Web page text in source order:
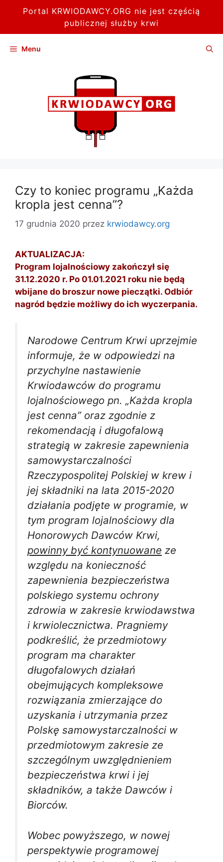
Portal KRWIODAWCY.ORG nie jest częścią
publicznej służby krwi
Menu
Czy to koniec programu „Każda
kropla jest cenna”?
17 grudnia 2020 przez krwiodawcy.org
AKTUALIZACJA:
Program lojalnościowy zakończył się
31.12.2020 r. Po 01.01.2021 roku nie będą
wbijane do broszur nowe pieczątki. Odbiór
nagród będzie możliwy do ich wyczerpania.
Narodowe Centrum Krwi uprzejmie
informuje, że w odpowiedzi na
przychylne nastawienie
Krwiodawców do programu
lojalnościowego pn. „Każda kropla
jest cenna” oraz zgodnie z
rekomendacją i długofalową
strategią w zakresie zapewnienia
samowystarczalności
Rzeczypospolitej Polskiej w krew i
jej składniki na lata 2015-2020
działania podjęte w programie, w
tym program lojalnościowy dla
Honorowych Dawców Krwi,
powinny być kontynuowane ze
względu na konieczność
zapewnienia bezpieczeństwa
polskiego systemu ochrony
zdrowia w zakresie krwiodawstwa
i krwiolecznictwa. Pragniemy
podkreślić, że przedmiotowy
program ma charakter
długofalowych działań
obejmujących kompleksowe
rozwiązania zmierzające do
uzyskania i utrzymania przez
Polskę samowystarczalności w
przedmiotowym zakresie ze
szczególnym uwzględnieniem
bezpieczeństwa krwi i jej
składników, a także Dawców i
Biorców.
Wobec powyższego, w nowej
perspektywie programowej